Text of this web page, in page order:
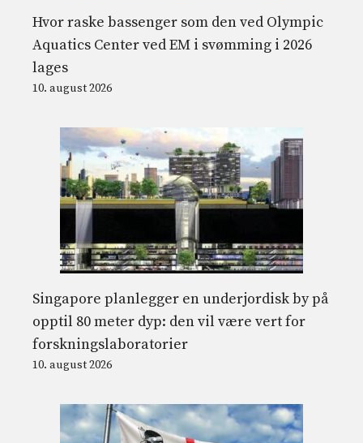
Hvor raske bassenger som den ved Olympic
Aquatics Center ved EM i svømming i 2026
lages
10. august 2026
Singapore planlegger en underjordisk by på
opptil 80 meter dyp: den vil være vert for
forskningslaboratorier
10. august 2026